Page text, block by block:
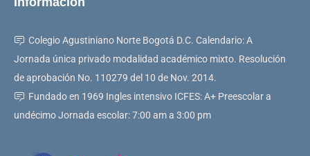
Colegio Agustiniano Norte Bogotá D.C. Calendario: A
Jornada única privado modalidad académico mixto. Resolución
de aprobación No. 110279 del 10 de Nov. 2014.
Fundado en 1969 Ingles intensivo ICFES: A+ Preescolar a
undécimo Jornada escolar: 7:00 am a 3:00 pm